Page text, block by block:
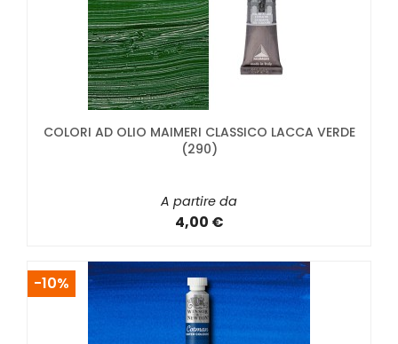
COLORI AD OLIO MAIMERI CLASSICO LACCA VERDE
(290)
A partire da
4,00 €
-10%